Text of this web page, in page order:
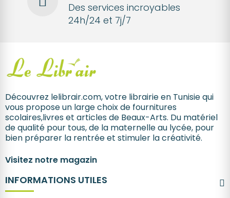
Des services incroyables
24h/24 et 7j/7
Découvrez lelibrair.com, votre librairie en Tunisie qui
vous propose un large choix de fournitures
scolaires,livres et articles de Beaux-Arts. Du matériel
de qualité pour tous, de la maternelle au lycée, pour
bien préparer la rentrée et stimuler la créativité.
Visitez notre magazin
INFORMATIONS UTILES